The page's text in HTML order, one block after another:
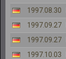
1997.08.30
1997.09.27
1997.09.27
1997.10.03